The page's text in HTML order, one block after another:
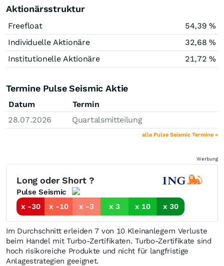
Aktionärsstruktur
Freefloat
54,39 %
Individuelle Aktionäre
32,68 %
Institutionelle Aktionäre
21,72 %
Termine Pulse Seismic Aktie
Datum
Termin
28.07.2026
Quartalsmitteilung
alle Pulse Seismic Termine »
Werbung
Long oder Short ?
Pulse Seismic
x -30
x -10 x -3 x 3 x 10 x 30
Im Durchschnitt erleiden 7 von 10 Kleinanlegern Verluste
beim Handel mit Turbo-Zertifikaten. Turbo-Zertifikate sind
hoch risikoreiche Produkte und nicht für langfristige
Anlagestrategien geeignet.